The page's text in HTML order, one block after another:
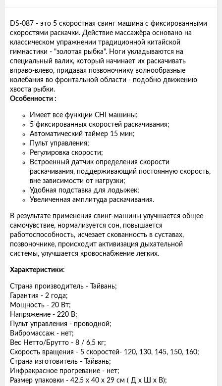
DS-087 - это 5 скоростная свинг машина с фиксированными
скоростями раскачки. Действие массажёра основано на
классическом упражнении традиционной китайской
гимнастики - "золотая рыбка". Ноги укладываются на
специальный валик, который начинает их раскачивать
вправо-влево, придавая позвоночнику волнообразные
колебания во фронтальной области - подобно движению
хвоста рыбки.
Особенности :
Имеет все функции CHI машины;
5 фиксированных скоростей раскачивания;
Автоматический таймер 15 мин;
Пульт управления;
Регулировка скорости;
Встроенный датчик определения скорости
раскачивания, поддерживающий постоянную скорость,
вне зависимости от нагрузки;
Удобная подставка для лодыжек;
Увеличенная амплитуда раскачивания.
В результате применения свинг-машины улучшается общее
самочувствие, нормализуется сон, повышается
работоспособность, исчезает скованность в суставах,
позвоночнике, происходит активизация дыхательной
системы, улучшается кровоснабжение легких.
Характеристики:
Страна производитель - Тайвань;
Гарантия - 2 года;
Мощность - 20 Вт;
Напряжение - 220 В;
Пульт управления - проводной;
Вибромассаж - нет;
Вес Нетто/Брутто - 8 / 6,5 кг;
Скорость вращения - 5 скоростей- 120, 130, 145, 150, 160;
Страна изготовитель - Тайвань;
Инфракрасное прогревание - нет;
Размер упаковки - 42,5 х 40 х 29 см ( Д х Ш х В);